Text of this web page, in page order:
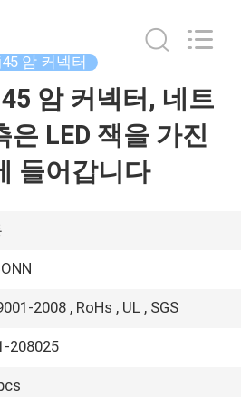
암 커넥터
암 커넥터, 네트
은 LED 잭을 가진
들어갑니다
2008 , RoHs , UL , SGS
208025